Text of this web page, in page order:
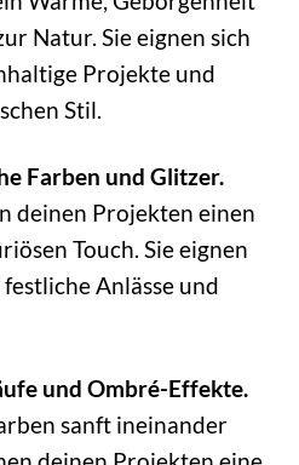
Natur. Sie eignen sich
Projekte und
Stil.
Farben und Glitzer.
deinen Projekten einen
Touch. Sie eignen
Anlässe und
und Ombré-Effekte.
sanft ineinander